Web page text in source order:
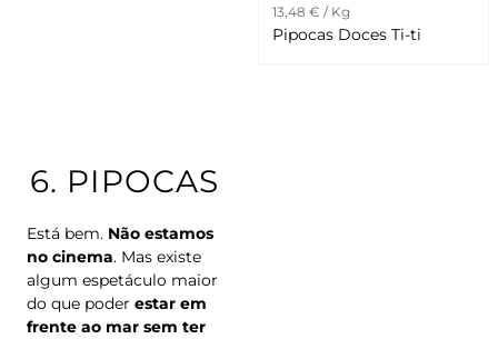
13,48 € / Kg
Pipocas Doces Ti-ti
6. PIPOCAS
Está bem. Não estamos
no cinema. Mas existe
algum espetáculo maior
do que poder estar em
frente ao mar sem ter